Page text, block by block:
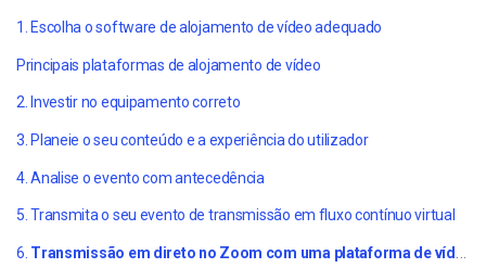
1. Escolha o software de alojamento de vídeo adequado
Principais plataformas de alojamento de vídeo
2. Investir no equipamento correto
3. Planeie o seu conteúdo e a experiência do utilizador
4. Analise o evento com antecedência
5. Transmita o seu evento de transmissão em fluxo contínuo virtual
6. Transmissão em direto no Zoom com uma plataforma de vídeo profissional